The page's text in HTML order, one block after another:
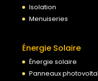
Isolation
Menuiseries
Énergie Solaire
Énergie solaire
Panneaux